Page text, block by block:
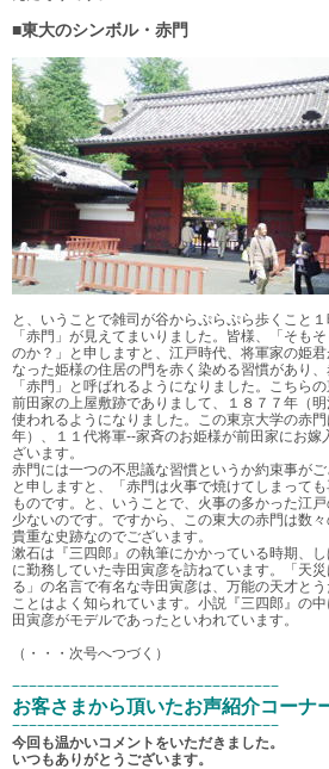
■東大のシンボル・赤門
と、いうことで雑司が谷からぷらぷら歩くこと
「赤門」が見えてまいりました。皆様、「そも
のか？」と申しますと、江戸時代、将軍家の姫
なった姫様の住居の門を赤く染める習慣があり
「赤門」と呼ばれるようになりました。こちら
前田家の上屋敷跡でありまして、１８７７年（
使われるようになりました。この東京大学の赤
年）、１１代将軍--家斉のお姫様が前田家にお嫁
ざいます。
赤門には一つの不思議な習慣というか約束事が
と申しますと、「赤門は火事で焼けてしまって
ものです。と、いうことで、火事の多かった江
少ないのです。ですから、この東大の赤門は数
貴重な史跡なのでございます。
漱石は『三四郎』の執筆にかかっている時期、
に勤務していた寺田寅彦を訪ねています。「天
る」の名言で有名な寺田寅彦は、万能の天才と
ことはよく知られています。小説『三四郎』の
田寅彦がモデルであったといわれています。
（・・・次号へつづく）
−−−−−−−−−−−−−−−−−−−−−−−−−−−−−−−−
お客さまから頂いたお声紹介コーナ
−−−−−−−−−−−−−−−−−−−−−−−−−−−−−−−−
今回も温かいコメントをいただきました。
いつもありがとうございます。